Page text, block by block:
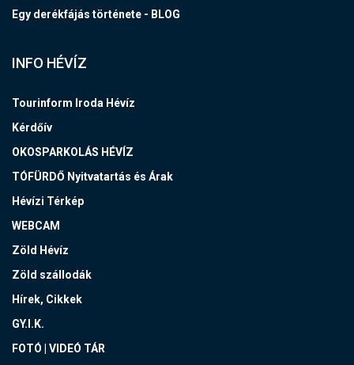
Egy derékfájás története - BLOG
INFO HÉVÍZ
Tourinform Iroda Hévíz
Kérdőív
OKOSPARKOLÁS HÉVÍZ
TÓFÜRDŐ Nyitvatartás és Árak
Hévízi Térkép
WEBCAM
Zöld Hévíz
Zöld szállodák
Hírek, Cikkek
GY.I.K.
FOTÓ | VIDEÓ TÁR